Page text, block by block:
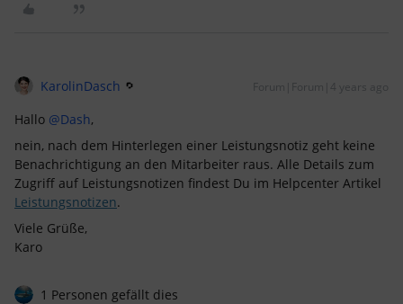
KarolinDasch Forum|Forum|4 years ago
Hallo @Dash,
nein, nach dem Hinterlegen einer Leistungsnotiz geht keine
Benachrichtigung an den Mitarbeiter raus. Alle Details zum
Zugriff auf Leistungsnotizen findest Du im Helpcenter Artikel
Leistungsnotizen.
Viele Grüße,
Karo
1 Personen gefällt dies